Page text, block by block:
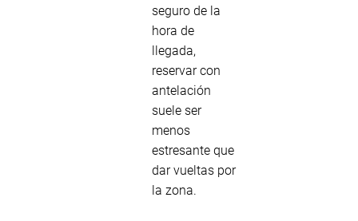
seguro de la
hora de
llegada,
reservar con
antelación
suele ser
menos
estresante que
dar vueltas por
la zona.